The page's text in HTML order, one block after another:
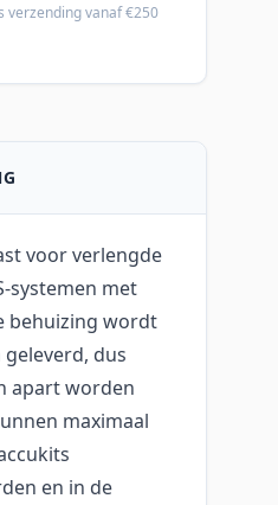
verzending vanaf €250
voor verlengde
systemen met
behuizing wordt
dus
apart worden
maximaal
en in de